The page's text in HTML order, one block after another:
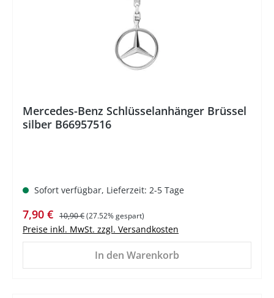
Mercedes-Benz Schlüsselanhänger Brüssel
silber B66957516
Sofort verfügbar, Lieferzeit: 2-5 Tage
Verkaufspreis:
7,90 € Regulärer Preis:
10,90 €(27.52% gespart)
Preise inkl. MwSt. zzgl. Versandkosten
In den Warenkorb